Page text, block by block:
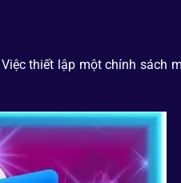
thiết lập một chính sách